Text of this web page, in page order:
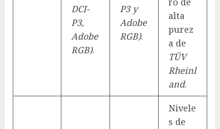
DCI-
P3,
Adobe
RGB).
P3 y
Adobe
RGB).
alta
purez
a de
TÜV
Rheinl
and.
Nivele
s de